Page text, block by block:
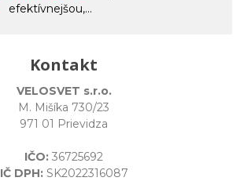
efektívnejšou,...
Kontakt
VELOSVET s.r.o.
M. Mišíka 730/23
971 01 Prievidza
IČO: 36725692
IČ DPH: SK2022316087